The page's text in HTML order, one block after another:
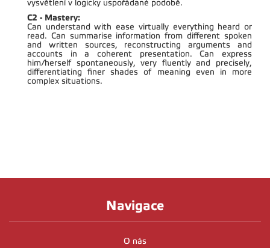
vysvětlení v logicky uspořádané podobě.
C2 - Mastery:
Can understand with ease virtually everything heard or
read. Can summarise information from different spoken
and written sources, reconstructing arguments and
accounts in a coherent presentation. Can express
him/herself spontaneously, very fluently and precisely,
differentiating finer shades of meaning even in more
complex situations.
Navigace
O nás